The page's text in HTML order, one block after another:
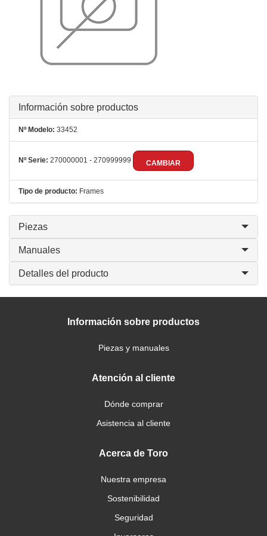
Información sobre productos
Nº Modelo: 33452
Nº Serie: 270000001 - 270999999 CAMBIAR
Tipo de producto: Frames
Piezas
Manuales
Detalles del producto
Información sobre productos
Piezas y manuales
Atención al cliente
Dónde comprar
Asistencia al cliente
Acerca de Toro
Nuestra empresa
Sostenibilidad
Seguridad